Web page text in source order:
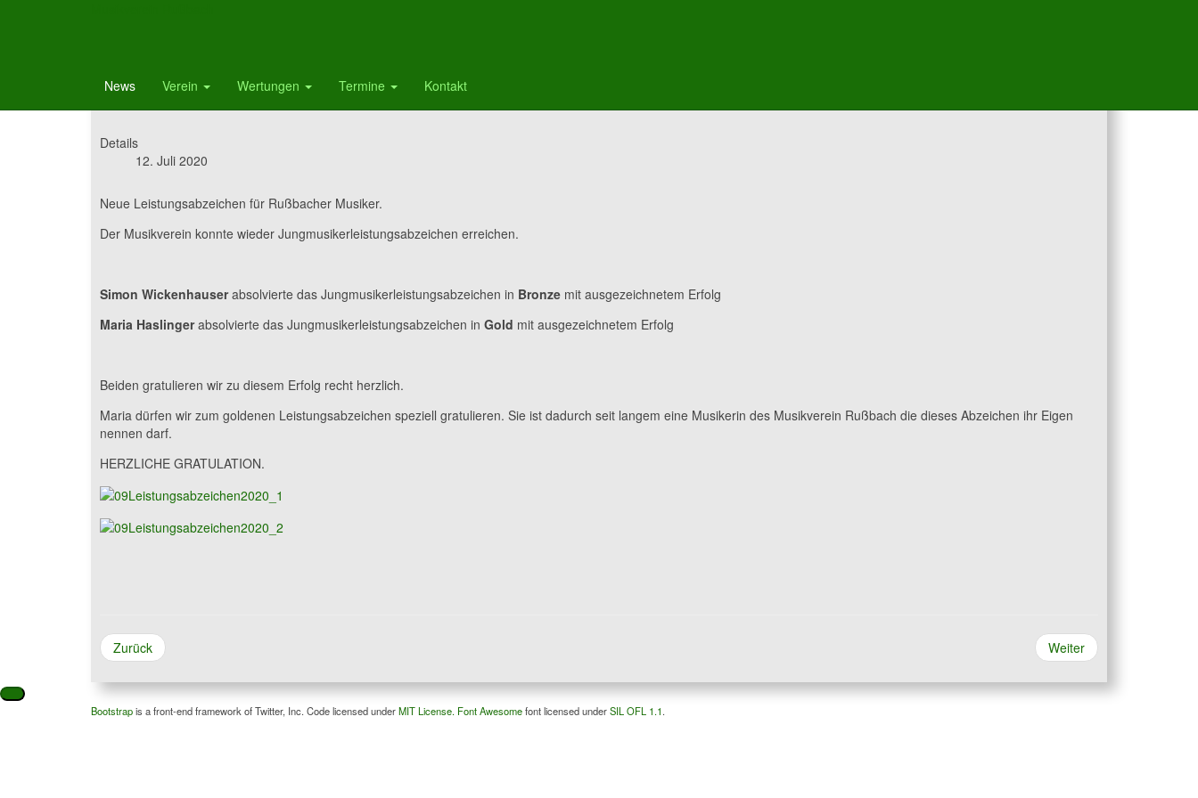
News Verein Wertungen Termine Kontakt
Leistungsabzeichen
Details
12. Juli 2020
Neue Leistungsabzeichen für Rußbacher Musiker.
Der Musikverein konnte wieder Jungmusikerleistungsabzeichen erreichen.
Simon Wickenhauserabsolvierte das Jungmusikerleistungsabzeichen in Bronze mit ausgezeichnetem Erfolg
Maria Haslingerabsolvierte das Jungmusikerleistungsabzeichen in Gold mit ausgezeichnetem Erfolg
Beiden gratulieren wir zu diesem Erfolg recht herzlich.
Maria dürfen wir zum goldenen Leistungsabzeichen speziell gratulieren. Sie ist dadurch seit langem eine Musikerin des Musikverein Rußbach die dieses Abzeichen ihr Eigen
nennen darf.
HERZLICHE GRATULATION.
Zurück Weiter
Bootstrapis a front-end framework of Twitter, Inc. Code licensed underMIT License. Font Awesomefont licensed underSIL OFL 1.1.